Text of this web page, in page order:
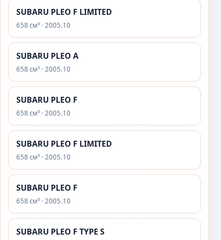
SUBARU PLEO F LIMITED
658 см³ · 2005.10
SUBARU PLEO A
658 см³ · 2005.10
SUBARU PLEO F
658 см³ · 2005.10
SUBARU PLEO F LIMITED
658 см³ · 2005.10
SUBARU PLEO F
658 см³ · 2005.10
SUBARU PLEO F TYPE S